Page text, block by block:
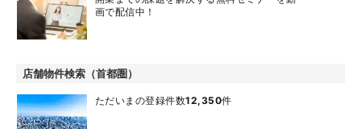
画で配信中！
店舗物件検索（首都圏）
ただいまの登録件数12,350件